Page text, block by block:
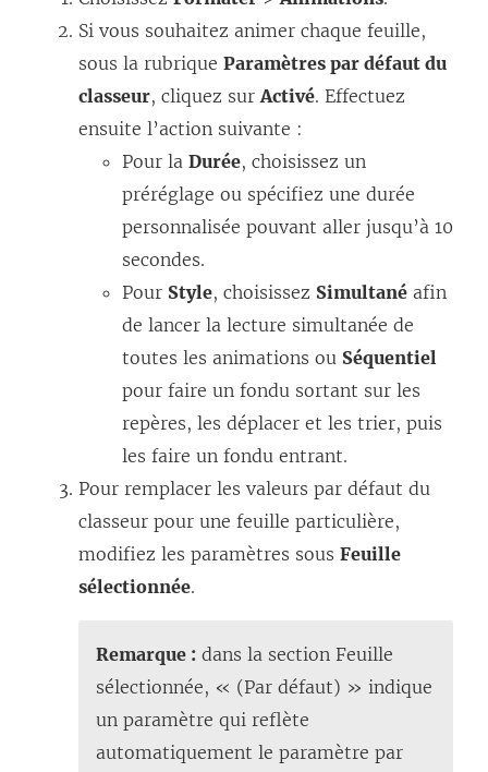
Si vous souhaitez animer chaque feuille,
sous la rubrique Paramètres par défaut du
classeur, cliquez sur Activé. Effectuez
ensuite l’action suivante :
Pour la Durée, choisissez un
préréglage ou spécifiez une durée
personnalisée pouvant aller jusqu’à 10
secondes.
Pour Style, choisissez Simultané afin
de lancer la lecture simultanée de
toutes les animations ou Séquentiel
pour faire un fondu sortant sur les
repères, les déplacer et les trier, puis
les faire un fondu entrant.
Pour remplacer les valeurs par défaut du
classeur pour une feuille particulière,
modifiez les paramètres sous Feuille
sélectionnée.
Remarque : dans la section Feuille
sélectionnée, « (Par défaut) » indique
un paramètre qui reflète
automatiquement le paramètre par